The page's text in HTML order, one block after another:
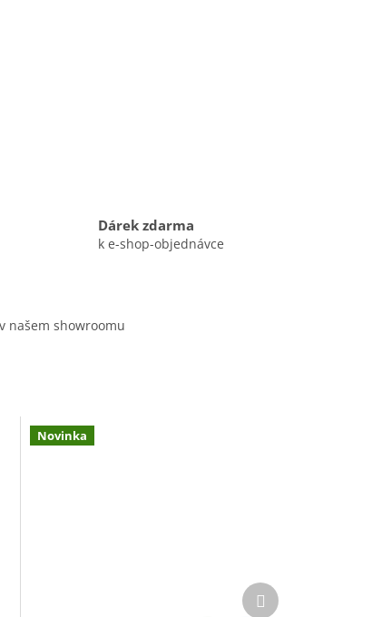
Dárek zdarma
k e-shop-objednávce
našem showroomu
Novinka
Další
produkt